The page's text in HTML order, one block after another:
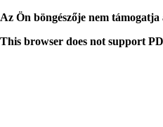
Az Ön böngészője nem
This browser does not support